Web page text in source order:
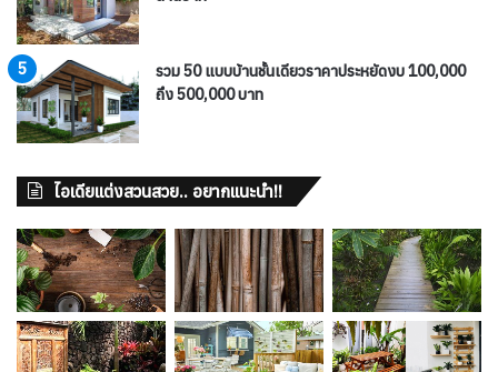
รวม 50 แบบบ้านชั้นเดียวราคาประหยัดงบ 100,000
ถึง 500,000 บาท
ไอเดียแต่งสวนสวย.. อยากแนะนำ!!